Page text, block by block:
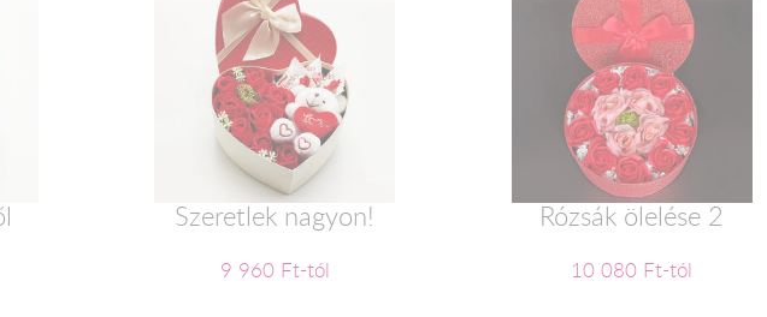
Szeretlek nagyon!
9 960 Ft-tól
Rózsák ölelése 2
10 080 Ft-tól